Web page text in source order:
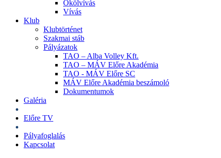
Ökölvívás
Vívás
Klub
Klubtörténet
Szakmai stáb
Pályázatok
TAO – Alba Volley Kft.
TAO – MÁV Előre Akadémia
TAO - MÁV Előre SC
MÁV Előre Akadémia beszámoló
Dokumentumok
Galéria
Előre TV
Pályafoglalás
Kapcsolat